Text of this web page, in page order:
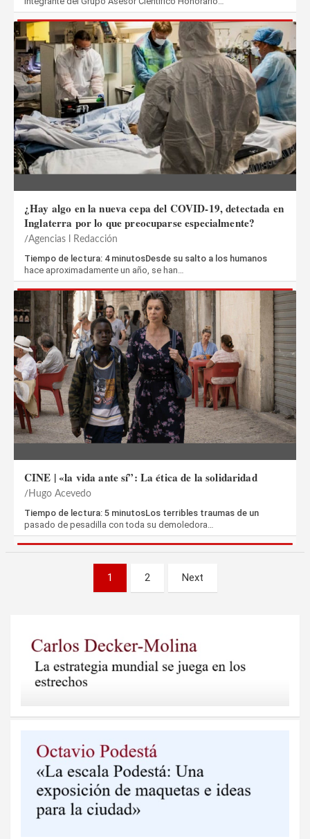
¿Hay algo en la nueva cepa del COVID-19, detectada en
Inglaterra por lo que preocuparse especialmente?
Agencias l Redacción
Tiempo de lectura: 4 minutosDesde su salto a los humanos
hace aproximadamente un año, se han…
CINE | «la vida ante sí”: La ética de la solidaridad
Hugo Acevedo
Tiempo de lectura: 5 minutosLos terribles traumas de un
pasado de pesadilla con toda su demoledora…
1 2 Next